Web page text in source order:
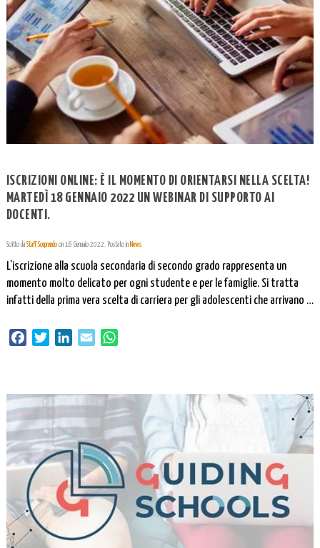
ISCRIZIONI ONLINE: È IL MOMENTO DI ORIENTARSI NELLA SCELTA!
MARTEDÌ 18 GENNAIO 2022 UN WEBINAR DI SUPPORTO AI
DOCENTI.
Scritto da Staff Sorprendoon 16 Gennaio 2022. Postato in News
L’iscrizione alla scuola secondaria di secondo grado rappresenta un
momento molto delicato per ogni studente e per le famiglie. Si tratta
infatti della prima vera scelta di carriera per gli adolescenti che arrivano a
per pensare al proprio futuro. Questo vale anche per i […]
FacebookTwitter LinkedIn Email